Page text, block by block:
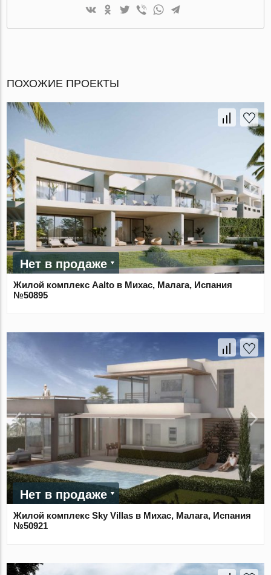
ПОХОЖИЕ ПРОЕКТЫ
Нет в продаже
Жилой комплекс Aalto в Михас, Малага, Испания
№50895
Нет в продаже
Жилой комплекс Sky Villas в Михас, Малага, Испания
№50921